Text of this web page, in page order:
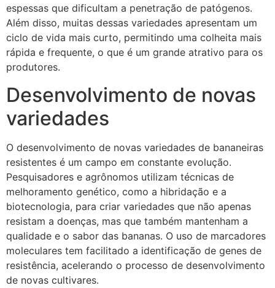
espessas que dificultam a penetração de patógenos.
Além disso, muitas dessas variedades apresentam um
ciclo de vida mais curto, permitindo uma colheita mais
rápida e frequente, o que é um grande atrativo para os
produtores.
Desenvolvimento de novas
variedades
O desenvolvimento de novas variedades de bananeiras
resistentes é um campo em constante evolução.
Pesquisadores e agrônomos utilizam técnicas de
melhoramento genético, como a hibridação e a
biotecnologia, para criar variedades que não apenas
resistam a doenças, mas que também mantenham a
qualidade e o sabor das bananas. O uso de marcadores
moleculares tem facilitado a identificação de genes de
resistência, acelerando o processo de desenvolvimento
de novas cultivares.